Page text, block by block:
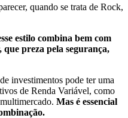
quando se trata de Rock,
estilo combina bem com
preza pela segurança,
investimentos pode ter uma
de Renda Variável, como
Mas é essencial